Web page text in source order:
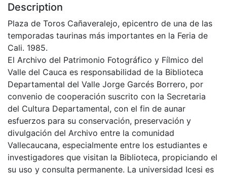
Description
Plaza de Toros Cañaveralejo, epicentro de una de las
temporadas taurinas más importantes en la Feria de
Cali. 1985.
El Archivo del Patrimonio Fotográfico y Fílmico del
Valle del Cauca es responsabilidad de la Biblioteca
Departamental del Valle Jorge Garcés Borrero, por
convenio de cooperación suscrito con la Secretaria
del Cultura Departamental, con el fin de aunar
esfuerzos para su conservación, preservación y
divulgación del Archivo entre la comunidad
Vallecaucana, especialmente entre los estudiantes e
investigadores que visitan la Biblioteca, propiciando el
su uso y consulta permanente. La universidad Icesi es